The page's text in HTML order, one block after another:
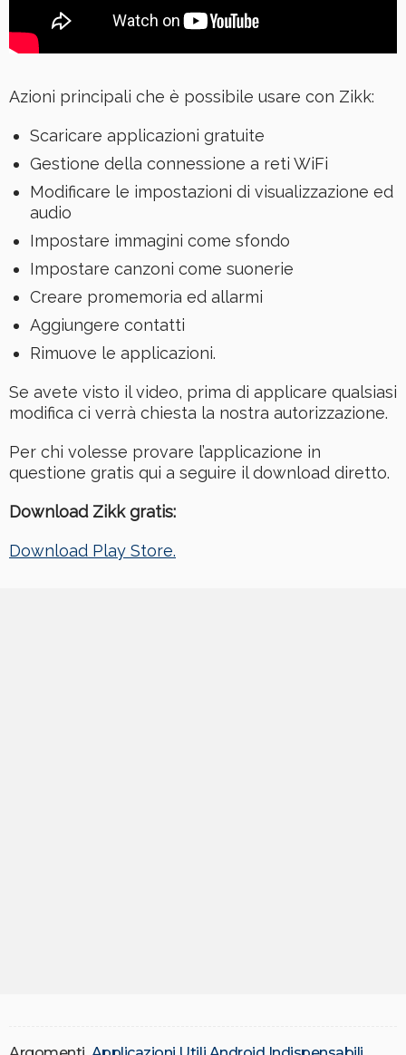
Azioni principali che è possibile usare con Zikk:
Scaricare applicazioni gratuite
Gestione della connessione a reti WiFi
Modificare le impostazioni di visualizzazione ed
audio
Impostare immagini come sfondo
Impostare canzoni come suonerie
Creare promemoria ed allarmi
Aggiungere contatti
Rimuove le applicazioni.
Se avete visto il video, prima di applicare qualsiasi
modifica ci verrà chiesta la nostra autorizzazione.
Per chi volesse provare l’applicazione in
questione gratis qui a seguire il download diretto.
Download Zikk gratis:
Download Play Store.